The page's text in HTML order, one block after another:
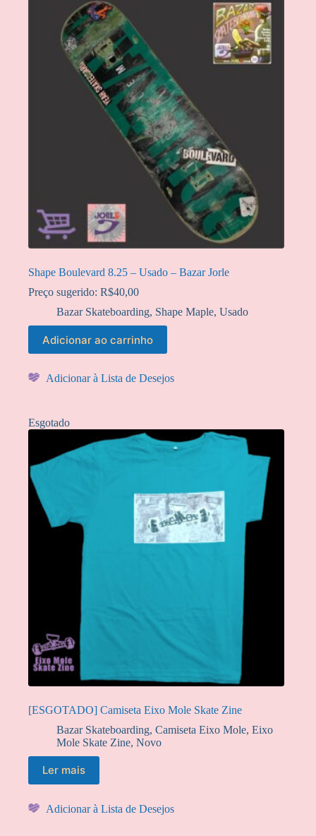
Shape Boulevard 8.25 – Usado – Bazar Jorle
Preço sugerido: R$40,00
Bazar Skateboarding, Shape Maple, Usado
Adicionar ao carrinho
Adicionar à Lista de Desejos
Esgotado
[ESGOTADO] Camiseta Eixo Mole Skate Zine
Bazar Skateboarding, Camiseta Eixo Mole, Eixo
Mole Skate Zine, Novo
Ler mais
Adicionar à Lista de Desejos